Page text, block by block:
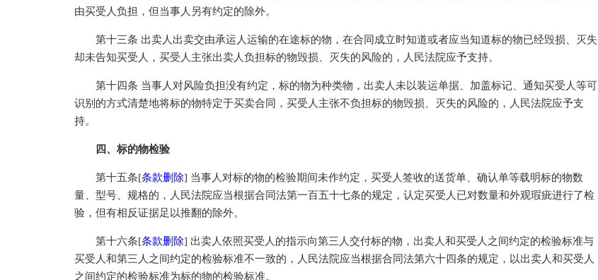
由买受人负担，但当事人另有约定的除外。
第十三条 出卖人出卖交由承运人运输的在途标的物，在合同成立时知道或者应当知道标的物已经毁损、灭失
却未告知买受人，买受人主张出卖人负担标的物毁损、灭失的风险的，人民法院应予支持。
第十四条 当事人对风险负担没有约定，标的物为种类物，出卖人未以装运单据、加盖标记、通知买受人等可
识别的方式清楚地将标的物特定于买卖合同，买受人主张不负担标的物毁损、灭失的风险的，人民法院应予支
持。
四、标的物检验
第十五条[条款删除] 当事人对标的物的检验期间未作约定，买受人签收的送货单、确认单等载明标的物数
量、型号、规格的，人民法院应当根据合同法第一百五十七条的规定，认定买受人已对数量和外观瑕疵进行了检
验，但有相反证据足以推翻的除外。
第十六条[条款删除] 出卖人依照买受人的指示向第三人交付标的物，出卖人和买受人之间约定的检验标准与
买受人和第三人之间约定的检验标准不一致的，人民法院应当根据合同法第六十四条的规定，以出卖人和买受人
之间约定的检验标准为标的物的检验标准。